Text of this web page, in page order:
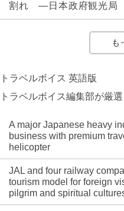
割れ ―日本政府観光局（
も
トラベルボイス 英語版
トラベルボイス編集部が厳
A major Japanese heavy
business with premium
helicopter
JAL and four railway
tourism model for foreign
pilgrim and spiritual